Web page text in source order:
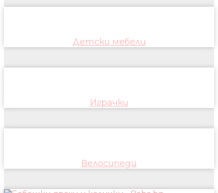
Детски мебели
Играчки
Велосипеди